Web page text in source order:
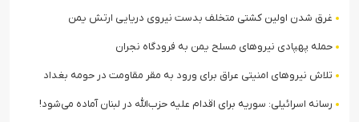
غرق شدن اولین کشتی متخلف بدست نیروی دریایی ارتش یمن
حمله پهپادی نیروهای مسلح یمن به فرودگاه نجران
تلاش نیروهای امنیتی عراق برای ورود به مقر مقاومت در حومه بغداد
رسانه اسرائیلی: سوریه برای اقدام علیه حزب‌الله در لبنان آماده می‌شود!